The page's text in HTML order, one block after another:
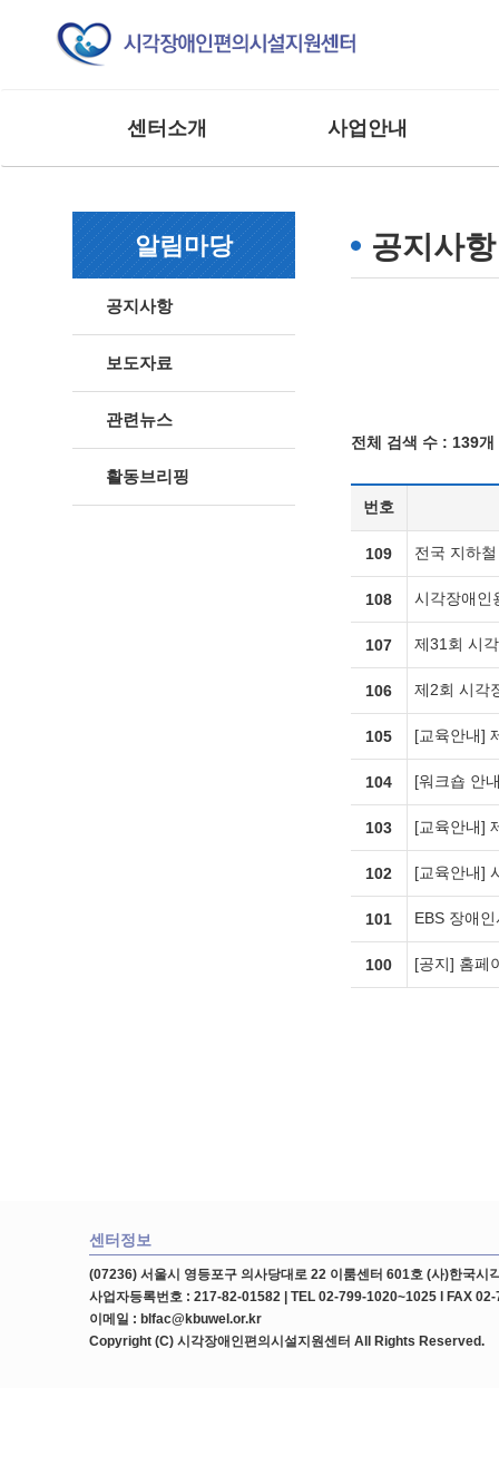
센터소개
조직도
연혁
사업 및 행사
사업안내
모니터링 사업
연구 및 제도개선사업
기타 외부 용역 사업
알림마당
공지사항
보도자료
관련뉴스
활동브리핑
공지사항
전체 검색 수 : 139개
번호
109 전국 지하
108 시각장애인
107 제31회 시
106 제2회 시각
105 [교육안내]
104 [워크숍 안
103 [교육안내]
102 [교육안내]
101 EBS 장애
100 [공지] 홈페
센터정보
(07236) 서울시 영등포구 의사당대로 22 이룸센터 601호 (사)한국시
사업자등록번호 : 217-82-01582 | TEL 02-799-1020~1025 l FAX
이메일 : blfac@kbuwel.or.kr
Copyright (C) 시각장애인편의시설지원센터 All Rights Reserved.